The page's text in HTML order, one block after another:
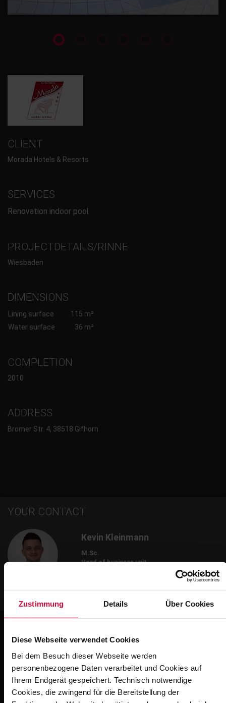
Zustimmung Details Über Cookies
Diese Webseite verwendet Cookies
Bei dem Besuch dieser Webseite werden
personenbezogene Daten verarbeitet und Cookies auf
Ihrem Endgerät gespeichert. Technisch notwendige
Cookies, die zwingend für die Bereitstellung der
CLIENT
Morada Hotels & Resorts
SERVICES
Renovation indoor pool
PROJECTDETAILS/RINNE
Wiesbaden
DIMENSIONS
Lining surface
115 m²
Water surface
36 m²
COMPLETION
2010
ADDRESS
Bromer Str. 4, 38518 Gifhorn
YOUR CONTACT
Kevin Kleinmann
M.Sc.
Head of business unit
kevin.kleinmann@steuler.de
Impressions